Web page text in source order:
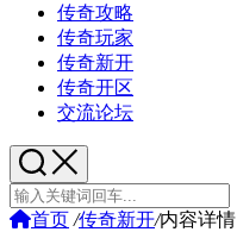
传奇攻略
传奇玩家
传奇新开
传奇开区
交流论坛
首页 /传奇新开/内容详情